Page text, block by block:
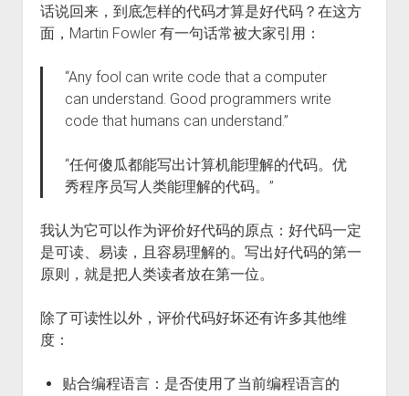
话说回来，到底怎样的代码才算是好代码？在这方
面，Martin Fowler 有一句话常被大家引用：
“Any fool can write code that a computer
can understand. Good programmers write
code that humans can understand.”
“任何傻瓜都能写出计算机能理解的代码。优
秀程序员写人类能理解的代码。”
我认为它可以作为评价好代码的原点：好代码一定
是可读、易读，且容易理解的。写出好代码的第一
原则，就是把人类读者放在第一位。
除了可读性以外，评价代码好坏还有许多其他维
度：
贴合编程语言：是否使用了当前编程语言的